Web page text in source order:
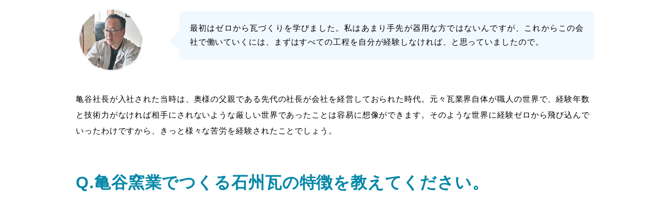
最初はゼロから瓦づくりを学びました。私はあまり手先が器用な方ではないんですが、これからこの会
社で働いていくには、まずはすべての工程を自分が経験しなければ、と思っていましたので。
亀谷社長が入社された当時は、奥様の父親である先代の社長が会社を経営しておられた時代。元々瓦業界自体が職人の世界で、経験年数
と技術力がなければ相手にされないような厳しい世界であったことは容易に想像ができます。そのような世界に経験ゼロから飛び込んで
いったわけですから、きっと様々な苦労を経験されたことでしょう。
Q.亀谷窯業でつくる石州瓦の特徴を教えてください。